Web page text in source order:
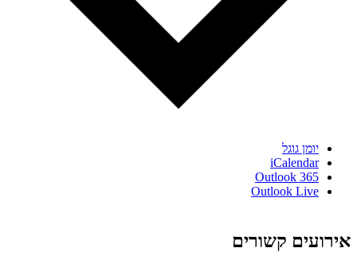
יומן גוגל
iCalendar
Outlook 365
Outlook Live
אירועים קשורים